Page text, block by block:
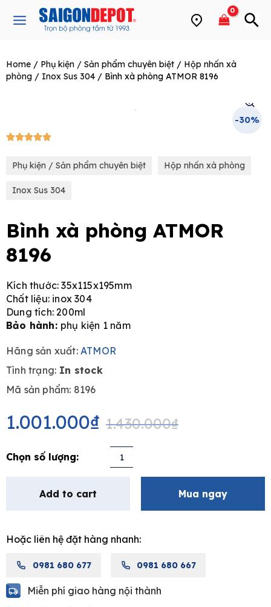
Main
Home / Phụ kiện / Sản phẩm chuyên biệt / Hộp nhấn xà
phòng / Inox Sus 304 / Bình xà phòng ATMOR 8196
-30%
5/5
Phụ kiện / Sản phẩm chuyên biệt Hộp nhấn xà phòng
Inox Sus 304
Bình xà phòng ATMOR
8196
Kích thước: 35x115x195mm
Chất liệu: inox 304
Dung tích: 200ml
Bảo hành: phụ kiện 1 năm
Hãng sản xuất:ATMOR
Tình trạng: In stock
Mã sản phẩm: 8196
1.430.000₫
Original
price
was:
1.430.000₫.
1.001.000₫
Current
price
is:
1.001.000₫.
ATMOR
Add to cart Mua ngay
Hoặc liên hệ đặt hàng nhanh:
0981 680 677 0981 680 667
Miễn phí giao hàng nội thành